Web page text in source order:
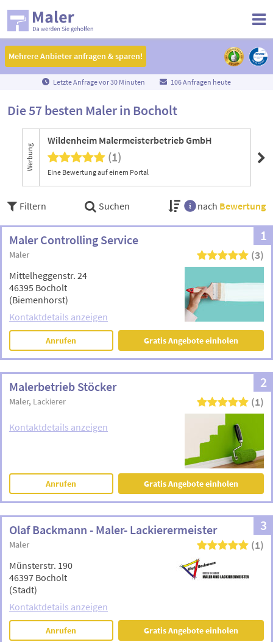
Mehrere Anbieter anfragen & sparen!
Mehrere Anbieter anfragen & sparen!
Letzte Anfrage vor30 Minuten 106 Anfragen heute
Die 57 besten Maler in Bocholt
Werbung
Wildenheim Malermeisterbetrieb GmbH
(1)
Eine Bewertung auf einem Portal
Filtern Suchen nach Bewertung
1
Maler Controlling Service
Maler (3)
Mittelheggenstr. 24
46395 Bocholt
(Biemenhorst)
Kontaktdetails anzeigen
Anrufen Gratis Angebote einholen
2
Malerbetrieb Stöcker
Maler Lackierer (1)
Kontaktdetails anzeigen
Anrufen Gratis Angebote einholen
3
Olaf Backmann - Maler- Lackierermeister
Maler (1)
Münsterstr. 190
46397 Bocholt
(Stadt)
Kontaktdetails anzeigen
Anrufen Gratis Angebote einholen